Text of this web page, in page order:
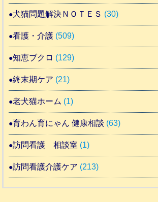
犬猫問題解決ＮＯＴＥＳ (30)
看護・介護 (509)
知恵ブクロ (129)
終末期ケア (21)
老犬猫ホーム (1)
育わん育にゃん 健康相談 (63)
訪問看護 相談室 (1)
訪問看護介護ケア (213)